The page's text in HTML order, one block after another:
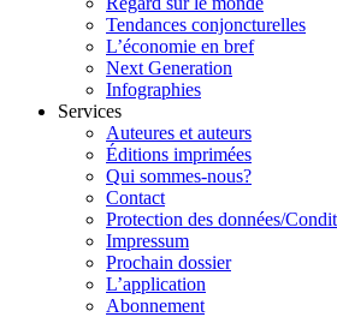
Tendances conjoncturelles
L’économie en bref
Next Generation
Infographies
Services
Auteures et auteurs
Éditions imprimées
Qui sommes-nous?
Contact
Protection des données/
Impressum
Prochain dossier
L’application
Abonnement